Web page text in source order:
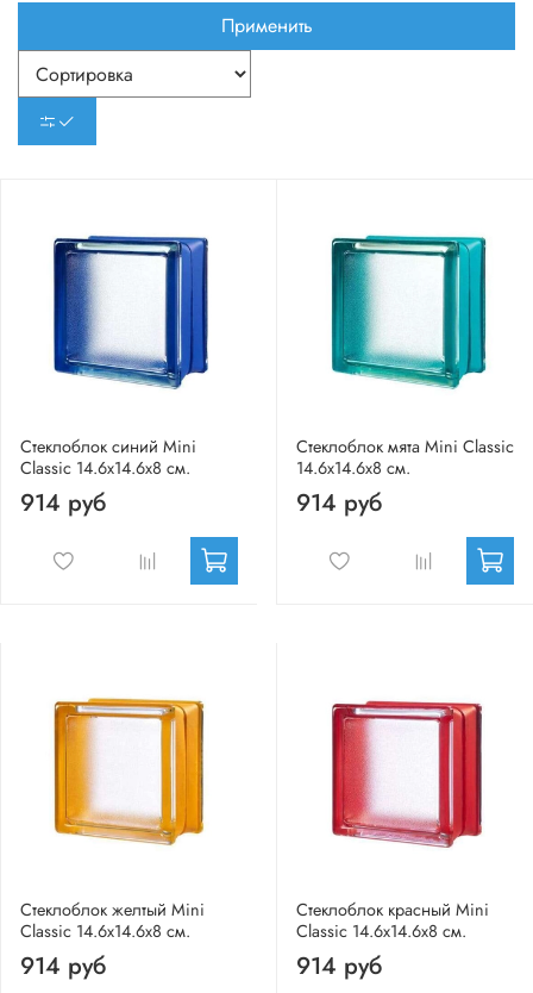
Стеклоблок синий Mini
Classic 14.6x14.6x8 см.
914 руб
Стеклоблок мята Mini Classic
14.6x14.6x8 см.
914 руб
Стеклоблок желтый Mini
Classic 14.6x14.6x8 см.
914 руб
Стеклоблок красный Mini
Classic 14.6x14.6x8 см.
914 руб
Применить